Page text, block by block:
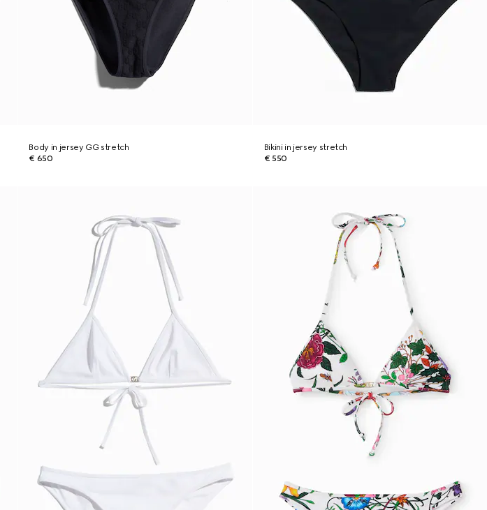
Body in jersey GG stretch
€ 650
Bikini in jersey stretch
€ 550